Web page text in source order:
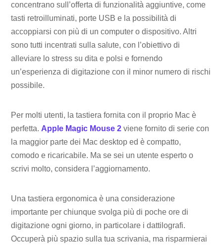
concentrano sull’offerta di funzionalità aggiuntive, come
tasti retroilluminati, porte USB e la possibilità di
accoppiarsi con più di un computer o dispositivo. Altri
sono tutti incentrati sulla salute, con l’obiettivo di
alleviare lo stress su dita e polsi e fornendo
un’esperienza di digitazione con il minor numero di rischi
possibile.
Per molti utenti, la tastiera fornita con il proprio Mac è
perfetta. Apple Magic Mouse 2 viene fornito di serie con
la maggior parte dei Mac desktop ed è compatto,
comodo e ricaricabile. Ma se sei un utente esperto o
scrivi molto, considera l’aggiornamento.
Una tastiera ergonomica è una considerazione
importante per chiunque svolga più di poche ore di
digitazione ogni giorno, in particolare i dattilografi.
Occuperà più spazio sulla tua scrivania, ma risparmierai